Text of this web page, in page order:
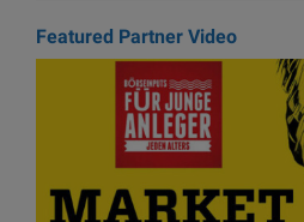
Featured Partner Video